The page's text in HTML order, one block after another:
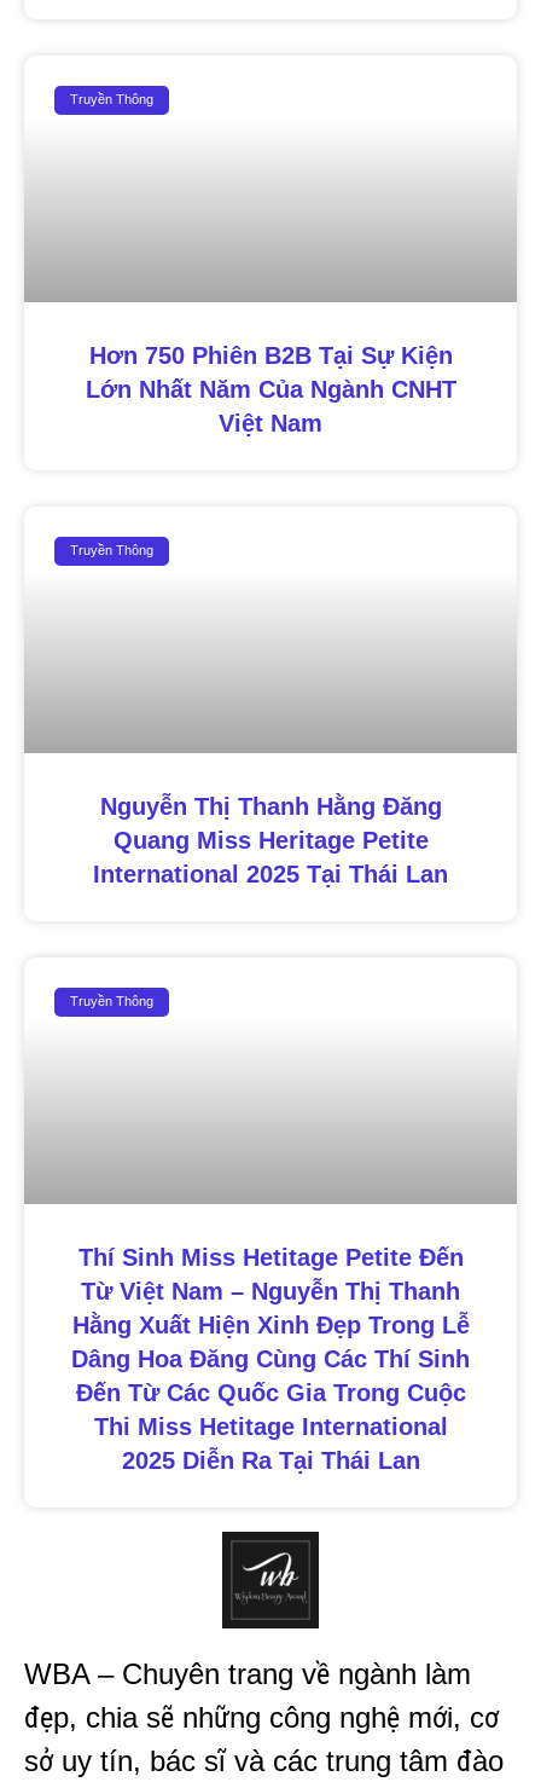
Truyền Thông
Hơn 750 Phiên B2B Tại Sự Kiện
Lớn Nhất Năm Của Ngành CNHT
Việt Nam
Truyền Thông
Nguyễn Thị Thanh Hằng Đăng
Quang Miss Heritage Petite
International 2025 Tại Thái Lan
Truyền Thông
Thí Sinh Miss Hetitage Petite Đến
Từ Việt Nam – Nguyễn Thị Thanh
Hằng Xuất Hiện Xinh Đẹp Trong Lễ
Dâng Hoa Đăng Cùng Các Thí Sinh
Đến Từ Các Quốc Gia Trong Cuộc
Thi Miss Hetitage International
2025 Diễn Ra Tại Thái Lan
WBA – Chuyên trang về ngành làm
đẹp, chia sẽ những công nghệ mới, cơ
sở uy tín, bác sĩ và các trung tâm đào